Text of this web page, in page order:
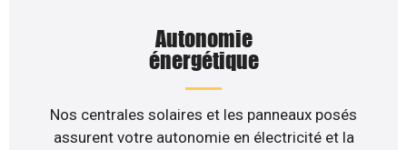
Autonomie
énergétique
Nos centrales solaires et les panneaux posés
assurent votre autonomie en électricité et la